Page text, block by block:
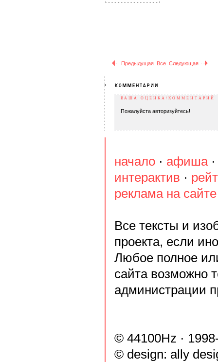
Предыдущая Все Следующая
ВАША ОЦЕНКА/КОММЕНТАРИЙ
Пожалуйста авторизуйтесь!
начало · афиша
интерактив ·
реклама на сайте
Все тексты и
проекта, если
Любое полное
сайта возможно
администрации
© 44100Hz ·
© design: ally